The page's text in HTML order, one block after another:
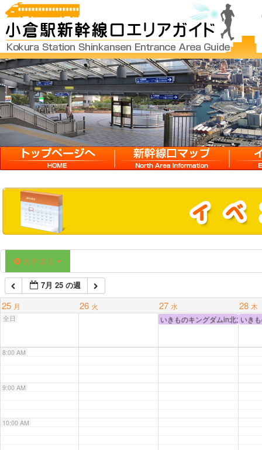
カテゴリ
7月 25 の週
25 月 26 火 27 水 28 木
全日 いきものキングダムin北九州
いき
12:00 AM
1:00 AM
4:00 AM
6:00 AM
7:00 AM
8:00 AM
9:00 AM
10:00 AM